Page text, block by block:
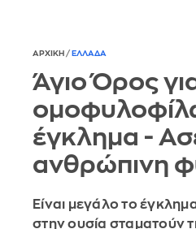
ΑΡΧΙΚΗ / ΕΛΛΑΔΑ
Άγιο Όρος
έγκλημα -
ανθρώπινη
Είναι μεγάλο το
στην ουσία σταματούν